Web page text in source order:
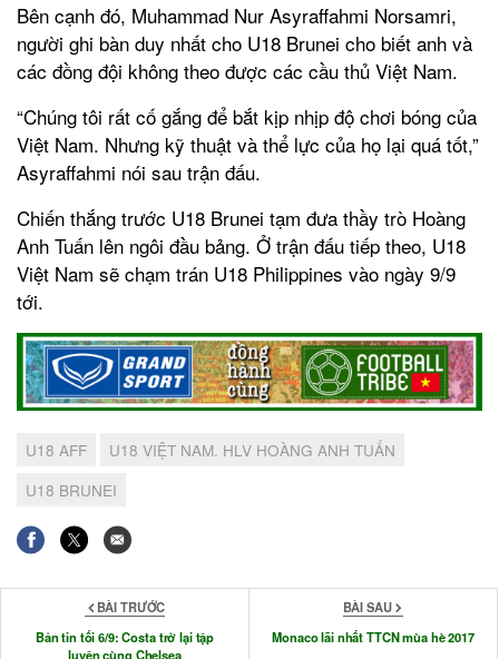
Bên cạnh đó, Muhammad Nur Asyraffahmi Norsamri,
người ghi bàn duy nhất cho U18 Brunei cho biết anh và
các đồng đội không theo được các cầu thủ Việt Nam.
“Chúng tôi rất cố gắng để bắt kịp nhịp độ chơi bóng của
Việt Nam. Nhưng kỹ thuật và thể lực của họ lại quá tốt,”
Asyraffahmi nói sau trận đấu.
Chiến thắng trước U18 Brunei tạm đưa thầy trò Hoàng
Anh Tuấn lên ngôi đầu bảng. Ở trận đấu tiếp theo, U18
Việt Nam sẽ chạm trán U18 Philippines vào ngày 9/9
tới.
U18 AFF
U18 VIỆT NAM. HLV HOÀNG ANH TUẤN
U18 BRUNEI
BÀI TRƯỚC
Bản tin tối 6/9: Costa trở lại tập
luyện cùng Chelsea
BÀI SAU
Monaco lãi nhất TTCN mùa hè 2017